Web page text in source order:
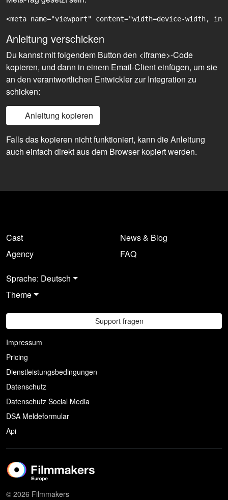
<meta name="viewport" content="width=device-width,
Anleitung verschicken
Du kannst mit folgendem Button den <iframe>-Code
kopieren, und dann in einem Email-Client einfügen, um sie
an den verantwortlichen Entwickler zur Integration zu
schicken:
Anleitung kopieren
Falls das kopieren nicht funktioniert, kann die Anleitung
auch einfach direkt aus dem Browser kopiert werden.
Cast
Agency
News & Blog
FAQ
Sprache: Deutsch
Theme
Support fragen
Impressum
Pricing
Dienstleistungsbedingungen
Datenschutz
Datenschutz Social Media
DSA Meldeformular
Api
© 2026 Filmmakers